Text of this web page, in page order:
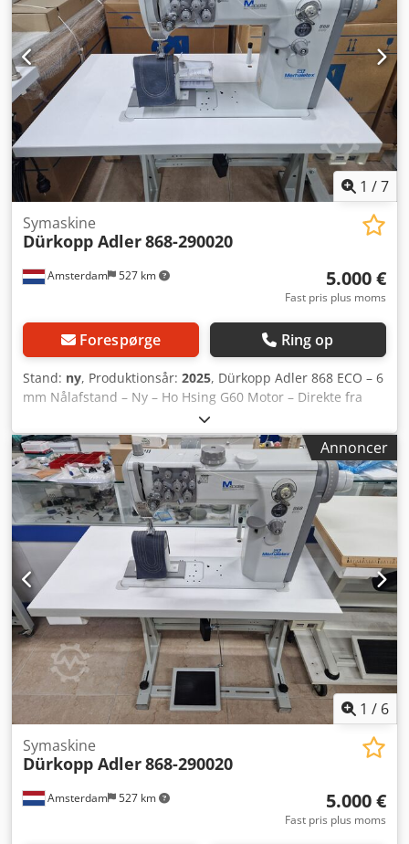
1 /7
Amsterdam 527 km
Symaskine
Dürkopp Adler868-290020
5.000 €
Fast pris plus moms
Forespørge Ring op
Stand: ny, Produktionsår: 2025, Dürkopp Adler 868 ECO – 6
mm Nålafstand – Ny – Ho Hsing G60 Motor – Direkte fra
lager – €5.000 ekskl. moms Til salg: Fabriksny Dürkopp
Adler 868 ECO, klar til omgående levering fra lager. ✔ Ny /
ubrugt ✔ Basis enkelt-nåls industrisymaskine – enkel
betjening, kun nåleposition kan justeres ✔ 6 mm
nåleafstand – ideel til standard syopgaver ✔ Drevet af Ho
Hsing G60 motor – støjsvag, kraftfuld og driftssikker ✔
Velegnet til læder, tekstiler, polstring samt mellem- og
tungematerialer ✔ Solid og holdbar – bygget til langvarig,
professionel brug ✔ Tysk topkvalitet fra Dürkopp Adler ✔
Klar til direkte brug i værksteder eller produktion
Dwodpfoyri Nksx Af Usa Særlig tilbudspris: €5.000 ekskl.
moms Først til mølle – omgående levering For mere
information eller aftale om fremvisning, send venligst en
besked. Søgeord: industrisymaskine til salg
industrisymaskine engros symaskine leverandør
professionelle symaskiner industrisymaskine brugt
industrisymaskine symaskiner til erhverv
Annoncer
1 / 6
Amsterdam 527 km
Symaskine
Dürkopp Adler868-290020
5.000 €
Fast pris plus moms